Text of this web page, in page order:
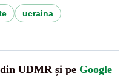
ucraina
UDMR și pe Google